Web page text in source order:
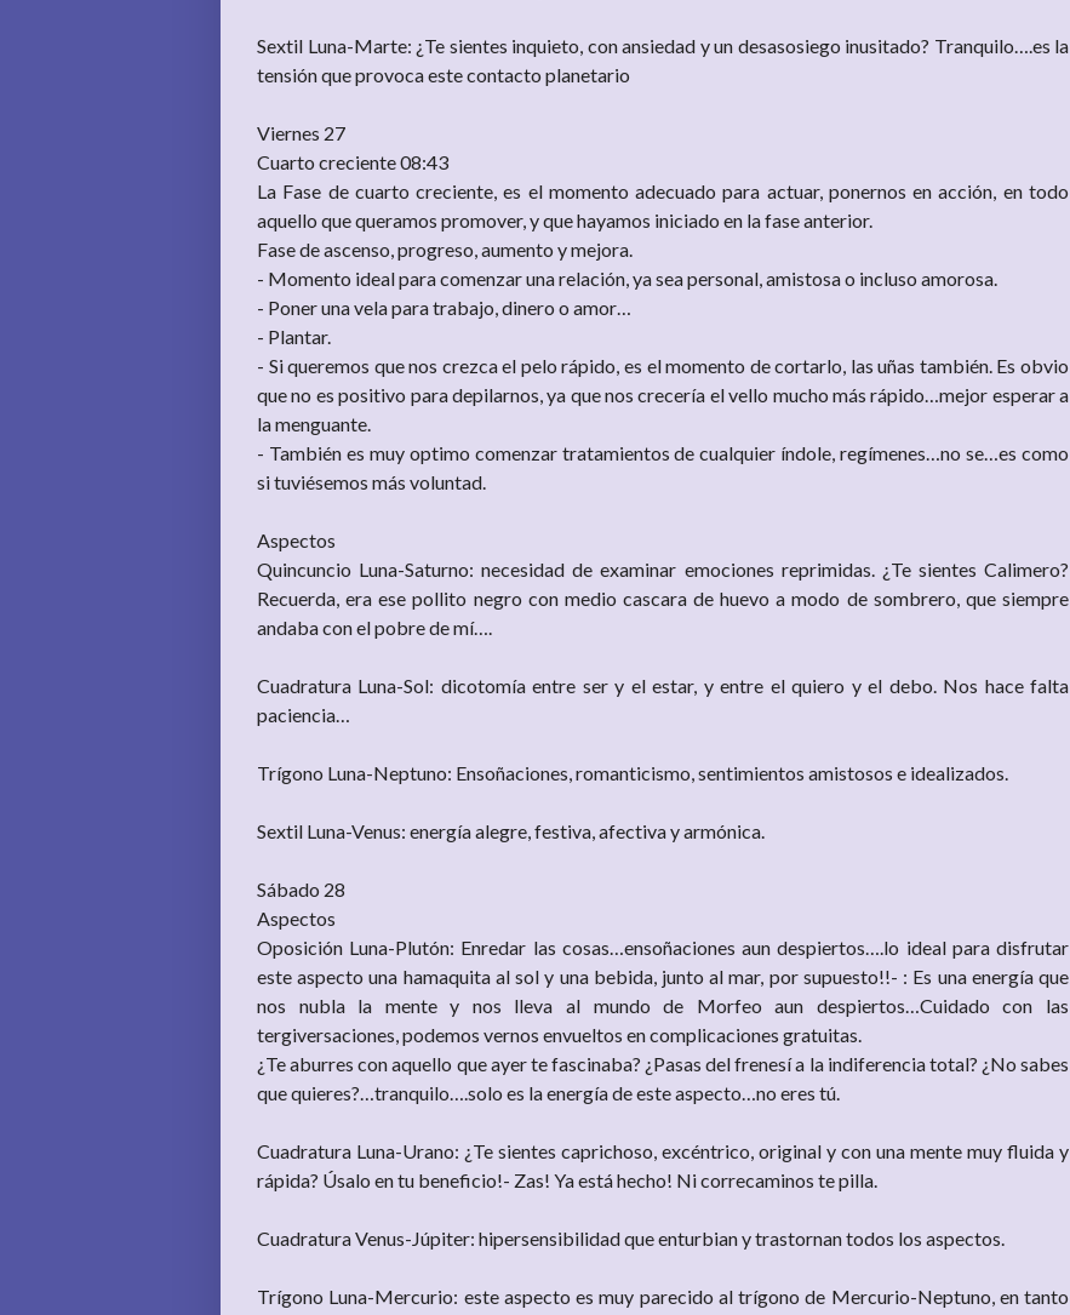
Sextil Luna-Marte: ¿Te sientes inquieto, con ansiedad y un desasosiego inusitado? Tranquilo….es la
tensión que provoca este contacto planetario
Viernes 27
Cuarto creciente 08:43
La Fase de cuarto creciente, es el momento adecuado para actuar, ponernos en acción, en todo
aquello que queramos promover, y que hayamos iniciado en la fase anterior.
Fase de ascenso, progreso, aumento y mejora.
- Momento ideal para comenzar una relación, ya sea personal, amistosa o incluso amorosa.
- Poner una vela para trabajo, dinero o amor…
- Plantar.
- Si queremos que nos crezca el pelo rápido, es el momento de cortarlo, las uñas también. Es obvio
que no es positivo para depilarnos, ya que nos crecería el vello mucho más rápido…mejor esperar a
la menguante.
- También es muy optimo comenzar tratamientos de cualquier índole, regímenes…no se…es como
si tuviésemos más voluntad.
Aspectos
Quincuncio Luna-Saturno: necesidad de examinar emociones reprimidas. ¿Te sientes Calimero?
Recuerda, era ese pollito negro con medio cascara de huevo a modo de sombrero, que siempre
andaba con el pobre de mí….
Cuadratura Luna-Sol: dicotomía entre ser y el estar, y entre el quiero y el debo. Nos hace falta
paciencia…
Trígono Luna-Neptuno: Ensoñaciones, romanticismo, sentimientos amistosos e idealizados.
Sextil Luna-Venus: energía alegre, festiva, afectiva y armónica.
Sábado 28
Aspectos
Oposición Luna-Plutón: Enredar las cosas…ensoñaciones aun despiertos….lo ideal para disfrutar
este aspecto una hamaquita al sol y una bebida, junto al mar, por supuesto!!- : Es una energía que
nos nubla la mente y nos lleva al mundo de Morfeo aun despiertos…Cuidado con las
tergiversaciones, podemos vernos envueltos en complicaciones gratuitas.
¿Te aburres con aquello que ayer te fascinaba? ¿Pasas del frenesí a la indiferencia total? ¿No sabes
que quieres?…tranquilo….solo es la energía de este aspecto…no eres tú.
Cuadratura Luna-Urano: ¿Te sientes caprichoso, excéntrico, original y con una mente muy fluida y
rápida? Úsalo en tu beneficio!- Zas! Ya está hecho! Ni correcaminos te pilla.
Cuadratura Venus-Júpiter: hipersensibilidad que enturbian y trastornan todos los aspectos.
Trígono Luna-Mercurio: este aspecto es muy parecido al trígono de Mercurio-Neptuno, en tanto